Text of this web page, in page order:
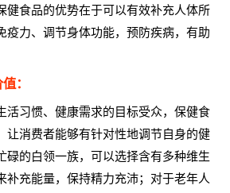
健食品的优势在于可以有效补充人体所
疫力、调节身体功能，预防疾病，有助
：
活习惯、健康需求的目标受众，保健食
让消费者能够有针对性地调节自身的健
碌的白领一族，可以选择含有多种维生
补充能量，保持精力充沛；对于老年人